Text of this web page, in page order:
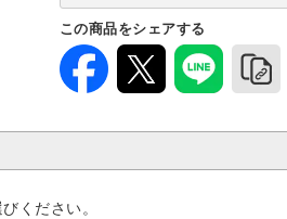
この商品をシェアする
ください。